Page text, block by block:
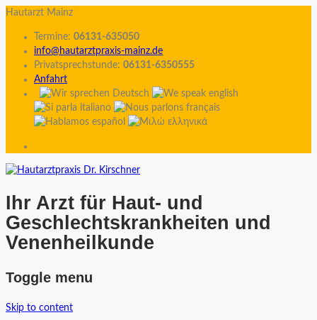
Hautarzt Mainz
Termine: 06131-635050
info@hautarztpraxis-mainz.de
Privatsprechstunde: 06131-6350555
Anfahrt
Ihr Arzt für Haut- und
Geschlechtskrankheiten und
Venenheilkunde
Toggle menu
Skip to content